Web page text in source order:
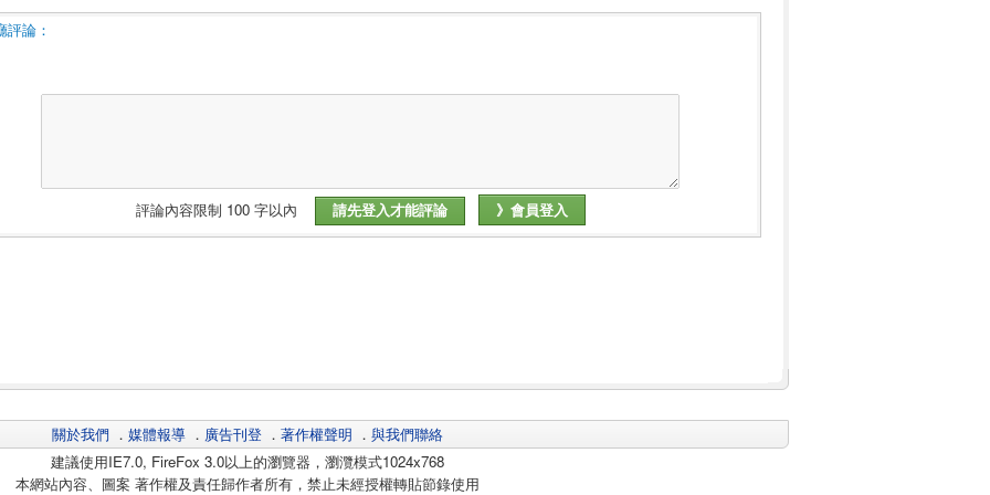
評論：
評論內容限制 100 字以內 》會員登入
關於我們 ． 媒體報導 ． 廣告刊登 ． 著作權聲明 ． 與我們聯絡
建議使用IE7.0, FireFox 3.0以上的瀏覽器，瀏灠模式1024x768
本網站內容、圖案 著作權及責任歸作者所有，禁止未經授權轉貼節錄使用